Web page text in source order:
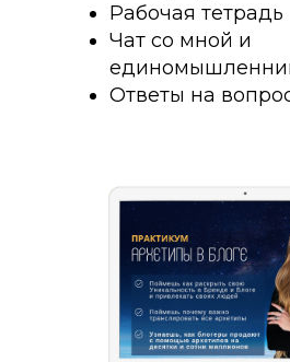
Рабочая тетрадь
Чат со мной и
Ответы на